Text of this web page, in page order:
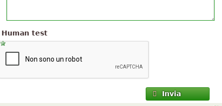
Human test
Invia